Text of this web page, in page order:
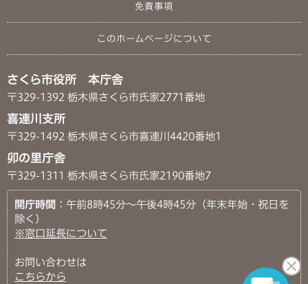
免責事項
このホームページについて
さくら市役所 本庁舎
〒329-1392 栃木県さくら市氏家2771番地
喜連川支所
〒329-1492 栃木県さくら市喜連川4420番地1
卯の里庁舎
〒329-1311 栃木県さくら市氏家2190番地7
開庁時間 ：午前8時45分～午後4時45分（年末年始・祝日を
除く）
※窓口延長について
お問い合わせは
こちらから